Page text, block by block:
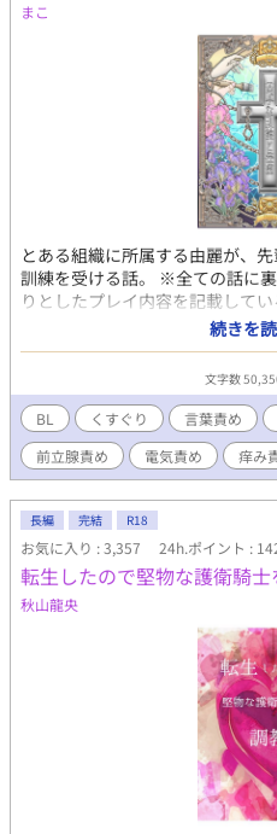
まこ
とある組織に所属する由麗が、
訓練を受ける話。 ※全ての話に
りとしたプレイ内容を記載して
らえれば幸いです。 含まれるプ
薬/寸止/放置/乳首責/前立腺責/
責め ※リクエスト作品etc.には
を掲載しています 表紙：聖奈様
続きを
文字数
BL くすぐり 言葉責め
前立腺責め
電気責め 痒み
長編 完結 R18
お気に入り : 3,357 24h.ポイント :
転生したので堅物な護衛騎士
秋山龍央